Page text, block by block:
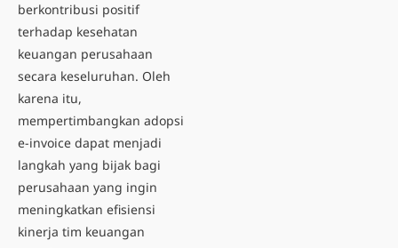
berkontribusi positif
terhadap kesehatan
keuangan perusahaan
secara keseluruhan. Oleh
karena itu,
mempertimbangkan adopsi
e-invoice dapat menjadi
langkah yang bijak bagi
perusahaan yang ingin
meningkatkan efisiensi
kinerja tim keuangan